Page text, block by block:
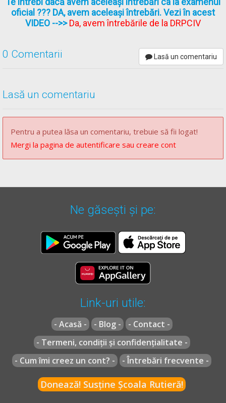
oficial ??? DA, avem aceleași întrebări. Vezi în acest
VIDEO -->>Da, avem întrebările de la DRPCIV
0 Comentarii Lasă un comentariu
Lasă un comentariu
Pentru a putea lăsa un comentariu, trebuie să fii logat!
Mergi la pagina de autentificare sau creare cont
Ne găsești și pe:
Link-uri utile:
- Acasă - - Blog -
- Contact -
- Termeni, condiții și confidențialitate -
- Cum îmi creez un cont? -
- Întrebări frecvente -
Donează! Susține Școala Rutieră!